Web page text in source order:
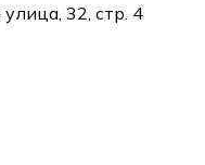
32, стр. 4